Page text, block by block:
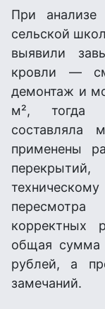
При анализе
сельской
выявили
кровли —
демонтаж и
м², тогда
составляла
применены
корректных
общая сумма
рублей, а
замечаний.